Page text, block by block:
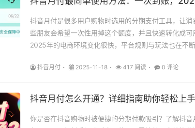
抖音月付是很多用户购物时选用的分期支付工具，让
些朋友会希望一次性用掉这个额度，并且快速转化成可
2025年的电商环境变化很快，平台规则与玩法也在不
抖音月付 2025-11-18 417 阅读 0 评论
抖音月付怎么开通？详细指南助你轻松上手
你是否在抖音购物时被便捷的分期付款吸引？了解抖